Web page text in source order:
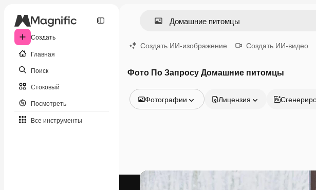
Создать
Главная
Поиск
Стоковый
Посмотреть
Все инструменты
Создать ИИ-изображение Создать ИИ-видео
Фото По Запросу Домашние питомцы
Фотографии
Видео
Видеоролик
Лицензия